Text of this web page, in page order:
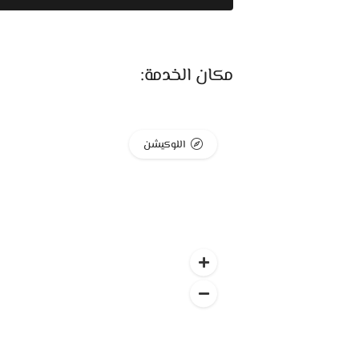
بيتك بجودة عالية من غير ما ترهق ميزانيتك.
والتركيب بتتم باحترافية وسرعة.
مكان الخدمة:
اللوكيشن